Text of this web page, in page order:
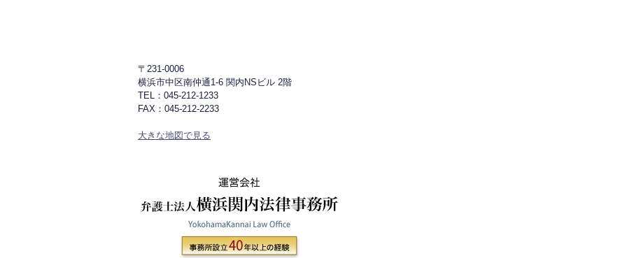
〒231-0006
横浜市中区南仲通1-6 関内NSビル 2階
TEL：045-212-1233
FAX：045-212-2233
大きな地図で見る